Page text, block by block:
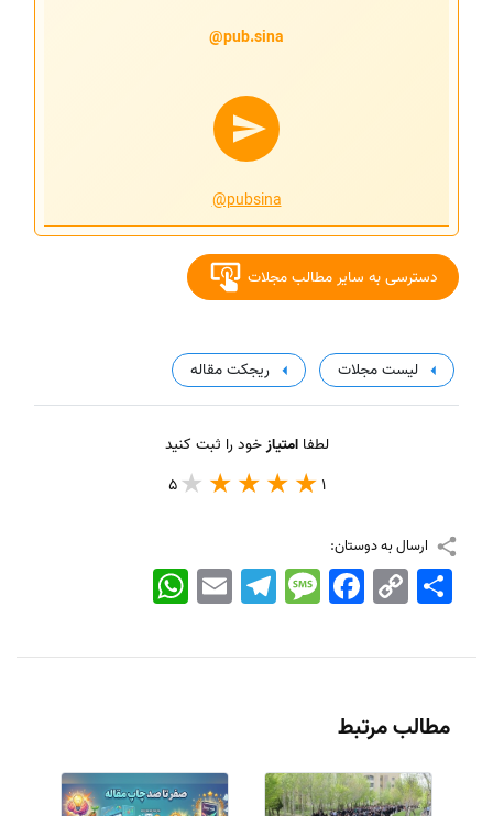
pub.sina@
@pubsina
دسترسی به سایر مطالب مجلات
لیست مجلات ریجکت مقاله
لطفاامتیازخود را ثبت کنید
1
5
ارسال به دوستان:
WhatsApp EmailTelegramMessageFacebook Copy
Link
اشتراک
مطالب مرتبط